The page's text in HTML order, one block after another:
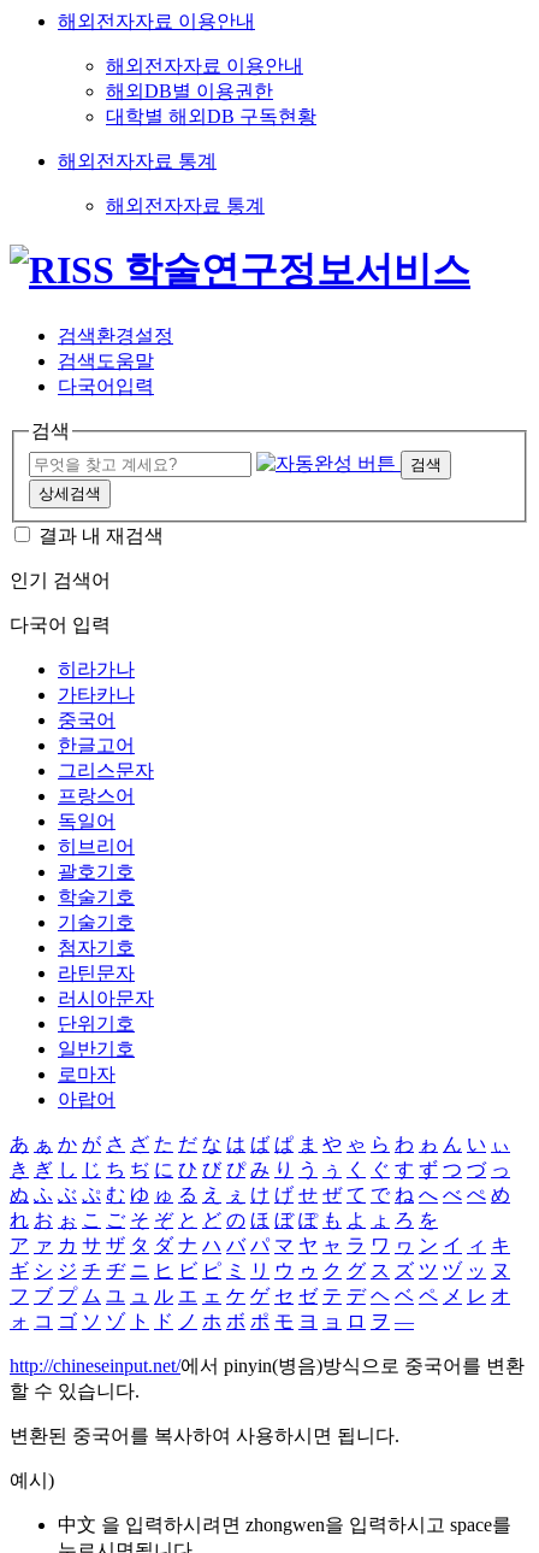
해외전자자료 이용안내
해외전자자료 이용안내
해외DB별 이용권한
대학별 해외DB 구독현황
해외전자자료 통계
해외전자자료 통계
검색환경설정
검색도움말
다국어입력
검색
검색
상세검색
결과 내 재검색
인기 검색어
다국어 입력
히라가나
가타카나
중국어
한글고어
그리스문자
프랑스어
독일어
히브리어
괄호기호
학술기호
기술기호
첨자기호
라틴문자
러시아문자
단위기호
일반기호
로마자
아랍어
あ ぁ か が さ ざ た だ な は ば ぱ ま や ゃ ら わ ゎ ん い ぃ
き ぎ し じ ち ぢ に ひ び ぴ み り う ぅ く ぐ す ず つ づ っ
ぬ ふ ぶ ぷ む ゆ ゅ る え ぇ け げ せ ぜ て で ね へ べ ぺ め
れ お ぉ こ ご そ ぞ と ど の ほ ぼ ぽ も よ ょ ろ を
ア ァ カ サ ザ タ ダ ナ ハ バ パ マ ヤ ャ ラ ワ ヮ ン イ ィ キ
ギ シ ジ チ ヂ ニ ヒ ビ ピ ミ リ ウ ゥ ク グ ス ズ ツ ヅ ッ ヌ
フ ブ プ ム ユ ュ ル エ ェ ケ ゲ セ ゼ テ デ ヘ ベ ペ メ レ オ
ォ コ ゴ ソ ゾ ト ド ノ ホ ボ ポ モ ヨ ョ ロ ヲ ―
http://chineseinput.net/에서 pinyin(병음)방식으로 중국어를 변환
할 수 있습니다.
변환된 중국어를 복사하여 사용하시면 됩니다.
예시)
中文 을 입력하시려면 zhongwen을 입력하시고 space를